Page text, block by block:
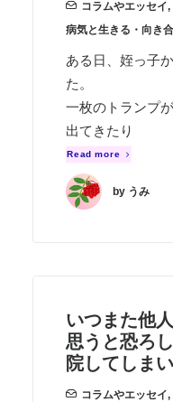
コラムやエッセイ,
病気と生きる・向き
ある日、姪っ子
た。
一枚のトランプ
出てきたり
Read more
by うみ
いつまた他
思うと恐ろ
院してしま
コラムやエッセイ,